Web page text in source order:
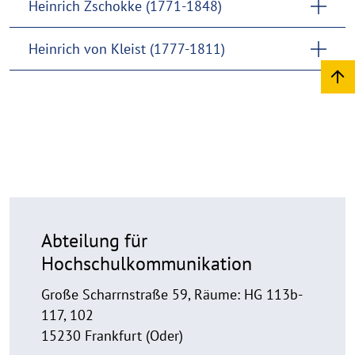
Heinrich Zschokke (1771-1848)
Heinrich von Kleist (1777-1811)
Abteilung für
Hochschulkommunikation
Große Scharrnstraße 59, Räume: HG 113b-
117, 102
15230 Frankfurt (Oder)